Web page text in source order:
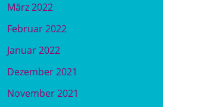
März 2022
Februar 2022
Januar 2022
Dezember 2021
November 2021